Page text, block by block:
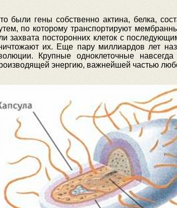
были гены собственно актина, белка,
по которому транспортируют
захвата посторонних клеток с
их. Еще пару миллиардов лет
Крупные одноклеточные
энергию, важнейшей частью